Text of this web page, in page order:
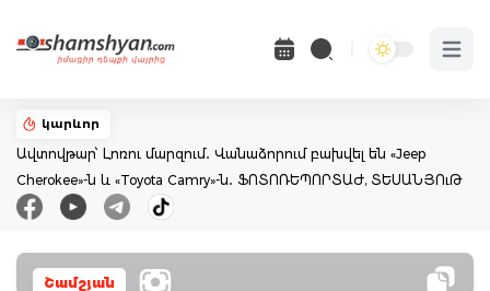
Open
կարևոր
Ավտովթար՝ Լոռու մարզում․ Վանաձորում բախվել են «Jeep
Cherokee»-ն և «Toyota Camry»-ն․ ՖՈՏՈՌԵՊՈՐՏԱԺ, ՏԵՍԱՆՅՈւԹ
Շամշյան